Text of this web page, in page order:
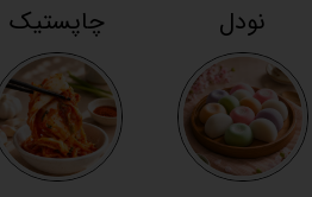
نودل چاپستیک